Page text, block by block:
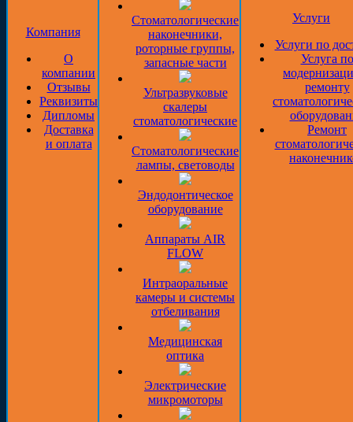
Компания
О
компании
Отзывы
Реквизиты
Дипломы
Доставка
и оплата
Стоматологические
наконечники,
роторные группы,
запасные части
Ультразвуковые
скалеры
стоматологические
Стоматологические
лампы, световоды
Эндодонтическое
оборудование
Аппараты AIR
FLOW
Интраоральные
камеры и системы
отбеливания
Медицинская
оптика
Электрические
микромоторы
Услуги
Услуги по
Услуга по
ремонту
Ремонт